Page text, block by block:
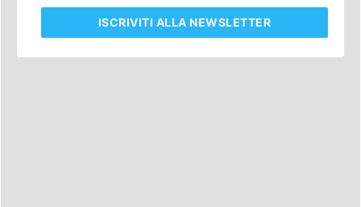
ISCRIVITI ALLA NEWSLETTER